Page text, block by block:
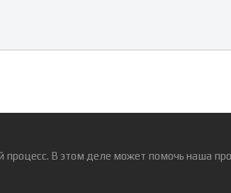
В этом деле может помочь наша